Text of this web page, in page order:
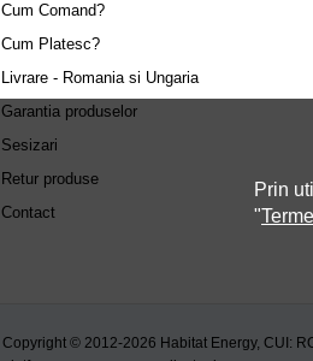
Cum Comand?
Cum Platesc?
Livrare - Romania si Ungaria
Garantia produselor
Sesizari
Retur produse
Contact
Copyright © 2012-2026 Habitat Energy, CUI:
Prin
"